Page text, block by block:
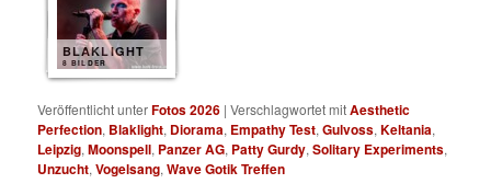
BLAKLIGHT
8 BILDER
Veröffentlicht unterFotos 2026 |Verschlagwortet mitAesthetic
Perfection, Blaklight, Diorama, Empathy Test,Gulvoss,Keltania,
Leipzig,Moonspell, Panzer AG, Patty Gurdy,Solitary Experiments,
Unzucht,Vogelsang,Wave Gotik Treffen